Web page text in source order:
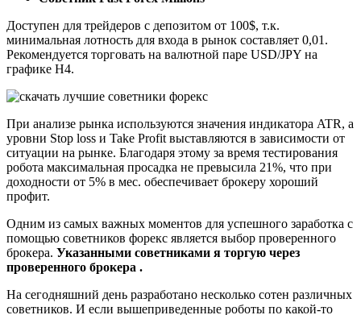
Доступен для трейдеров с депозитом от 100$, т.к.
минимальная лотность для входа в рынок составляет 0,01.
Рекомендуется торговать на валютной паре USD/JPY на
графике Н4.
При анализе рынка используются значения индикатора ATR, а
уровни Stop loss и Take Profit выставляются в зависимости от
ситуации на рынке. Благодаря этому за время тестирования
робота максимальная просадка не превысила 21%, что при
доходности от 5% в мес. обеспечивает брокеру хороший
профит.
Одним из самых важных моментов для успешного заработка с
помощью советников форекс является выбор проверенного
брокера. Указанными советниками я торгую через
проверенного брокера .
На сегодняшний день разработано несколько сотен различных
советников. И если вышеприведенные роботы по какой-то